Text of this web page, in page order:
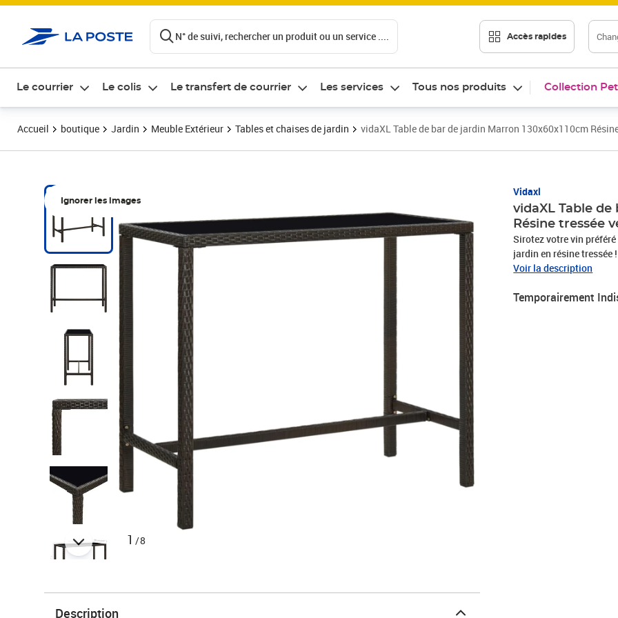
N° de suivi, rechercher un produit ou un service .... Accès rapides
Le courrier Le colis Le transfert de courrier Les services Tous nos produits Collection
Accueil boutique Jardin Meuble Extérieur Tables et chaises de jardin vidaXL Table de bar de jardin Marron 130x60x110cm
Ignorer les images
1 /8
Vidaxl
vidaXL Table de
Résine tressée
Sirotez votre vin
jardin en résine tressée
résine tressée
facile à nettoyer. Le
verre
Voir la description
Temporairement
Description